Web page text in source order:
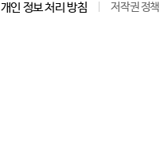
개인 정보 처리 방침 저작권 정책